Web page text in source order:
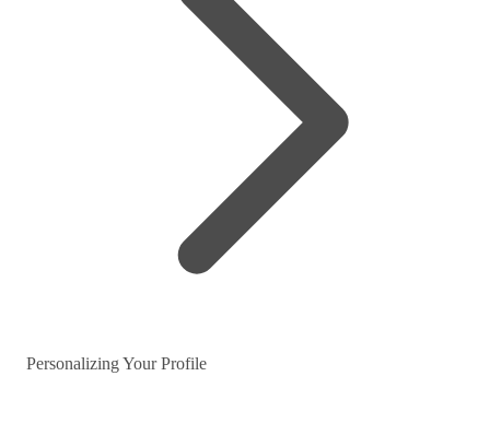
Personalizing Your Profile